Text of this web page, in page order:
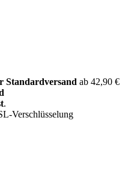
Standardversand ab 42,90 €
.
Verschlüsselung